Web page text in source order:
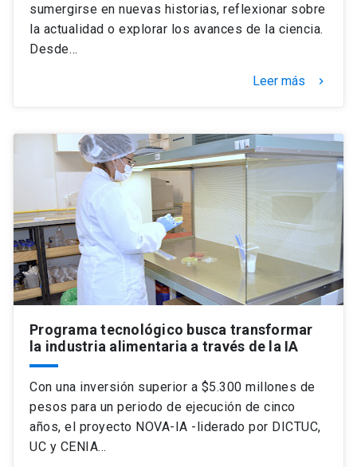
sumergirse en nuevas historias, reflexionar sobre
la actualidad o explorar los avances de la ciencia.
Desde…
Leer más keyboard_arrow_right
Programa tecnológico busca transformar
la industria alimentaria a través de la IA
Con una inversión superior a $5.300 millones de
pesos para un periodo de ejecución de cinco
años, el proyecto NOVA-IA -liderado por DICTUC,
UC y CENIA…